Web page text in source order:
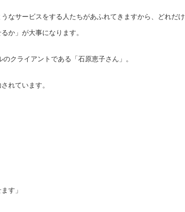
うなサービスをする人たちがあふれてきますから、どれだけ
か」が大事になります。
クライアントである「石原恵子さん」。
れています。
す」